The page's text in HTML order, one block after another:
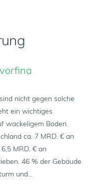
nicht gegen solche
ein wichtiges
wackeligem Boden.
ca. 7 MRD. € an
MRD. € an
46 % der Gebäude
und...